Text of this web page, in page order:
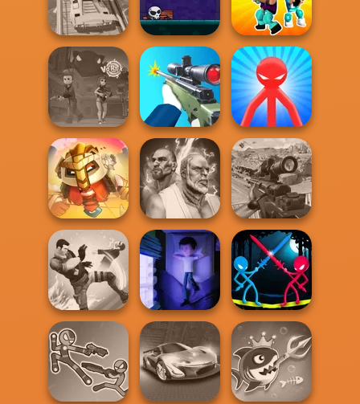
Stars
And Fight
Rush
Super Hero
Driving School
Dungeon Master
Knight
Noob vs Pro
Challenge
Vortex 9 Sniper Shooter 2
Red Stickman vs
Monster School
For Honor
Warriors io
Fighter Legends
Duo
Sniper Combat
Gang Brawlers Cursed Dreams
Stick Duel:
Medieval Wars